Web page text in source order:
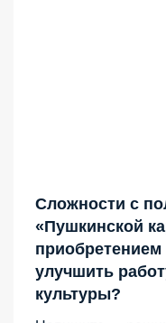
Сложности с
«Пушкинской
приобретением
улучшить
культуры?